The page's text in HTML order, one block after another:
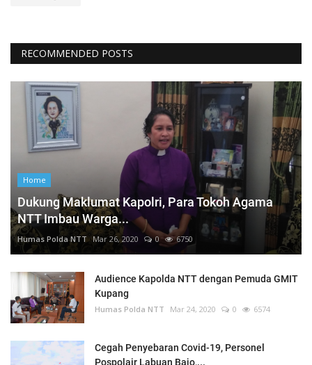
RECOMMENDED POSTS
Home
Dukung Maklumat Kapolri, Para Tokoh Agama
NTT Imbau Warga...
Humas Polda NTT Mar 26, 2020 0 6750
Audience Kapolda NTT dengan Pemuda GMIT
Kupang
Humas Polda NTT Mar 24, 2020 0 6574
Cegah Penyebaran Covid-19, Personel
Pospolair Labuan Bajo,...